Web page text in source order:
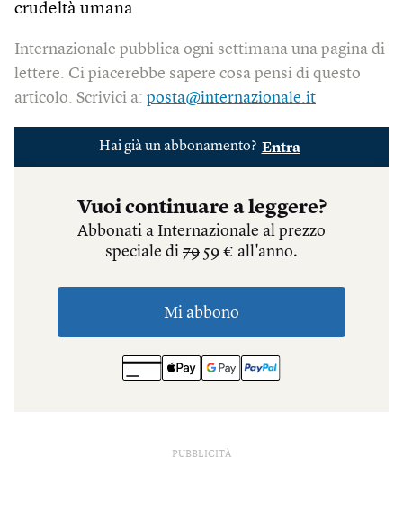
crudeltà umana.
Internazionale pubblica ogni settimana una pagina di
lettere. Ci piacerebbe sapere cosa pensi di questo
articolo. Scrivici a: posta@internazionale.it
PUBBLICITÀ